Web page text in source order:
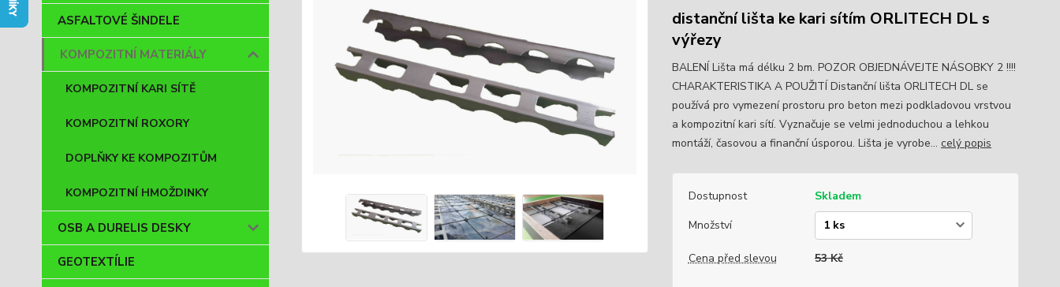
ASFALTOVÉ ŠINDELE
KOMPOZITNÍ MATERIÁLY
KOMPOZITNÍ KARI SÍTĚ
KOMPOZITNÍ ROXORY
DOPLŇKY KE KOMPOZITŮM
KOMPOZITNÍ HMOŽDINKY
OSB A DURELIS DESKY
GEOTEXTÍLIE
distanční lišta ke kari sítím ORLITECH DL s
výřezy
BALENÍ Lišta má délku 2 bm. POZOR OBJEDNÁVEJTE NÁSOBKY 2 !!!!
CHARAKTERISTIKA A POUŽITÍ Distanční lišta ORLITECH DL se
používá pro vymezení prostoru pro beton mezi podkladovou vrstvou
a kompozitní kari sítí. Vyznačuje se velmi jednoduchou a lehkou
montáží, časovou a finanční úsporou. Lišta je vyrobe... celý popis
Dostupnost
Skladem
Množství
Cena před slevou 53 Kč